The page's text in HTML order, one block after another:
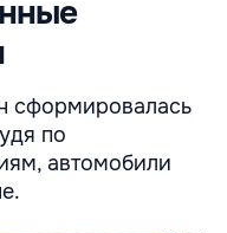
сформировалась
по
автомобили